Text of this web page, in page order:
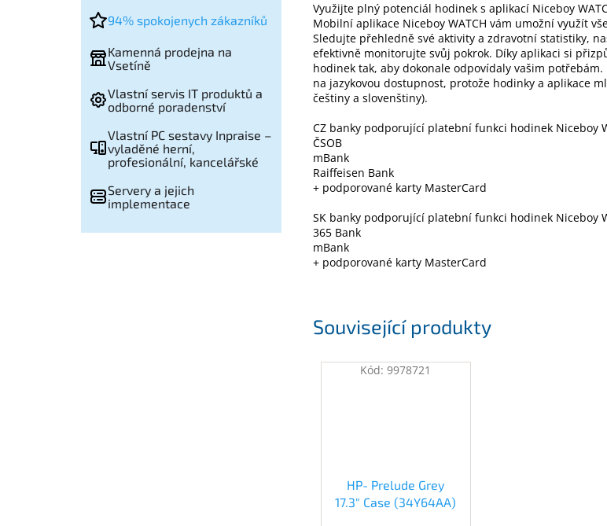
94% spokojenych zákazníků
Kamenná prodejna na
Vsetíně
Vlastní servis IT produktů a
odborné poradenství
Vlastní PC sestavy Inpraise –
vyladěné herní,
profesionální, kancelářské
Servery a jejich
implementace
Související produkty
HP- Prelude Grey
17.3" Case (34Y64AA)
Kód:9978721
Využijte plný potenciál hodinek s aplikací Niceboy
Mobilní aplikace Niceboy WATCH vám umožní využít
Sledujte přehledně své aktivity a zdravotní statistiky,
efektivně monitorujte svůj pokrok. Díky aplikaci si
hodinek tak, aby dokonale odpovídaly vašim
na jazykovou dostupnost, protože hodinky a aplikace
češtiny a slovenštiny).
CZ banky podporující platební funkci hodinek Niceboy
ČSOB
mBank
Raiffeisen Bank
+ podporované karty MasterCard
SK banky podporující platební funkci hodinek Niceboy
365 Bank
mBank
+ podporované karty MasterCard